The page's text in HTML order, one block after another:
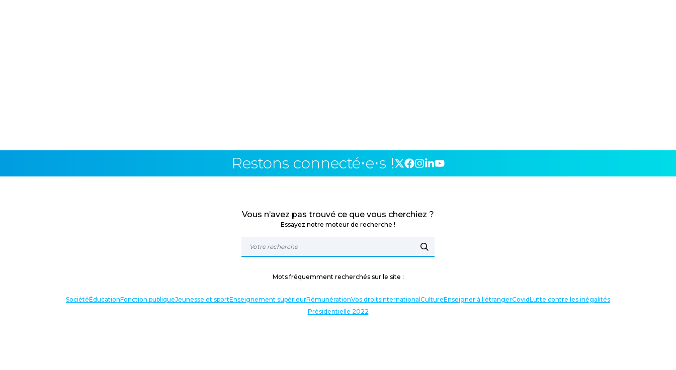
Restons connecté⋅e⋅s !
Vous n’avez pas trouvé ce que vous cherchiez ?
Essayez notre moteur de recherche !
Mots fréquemment recherchés sur le site :
SociétéÉducationFonction publiqueJeunesse et sportEnseignement supérieurRémunérationVos droitsInternational CultureEnseigner à l'étrangerCovidLutte contre les inégalités
Présidentielle 2022